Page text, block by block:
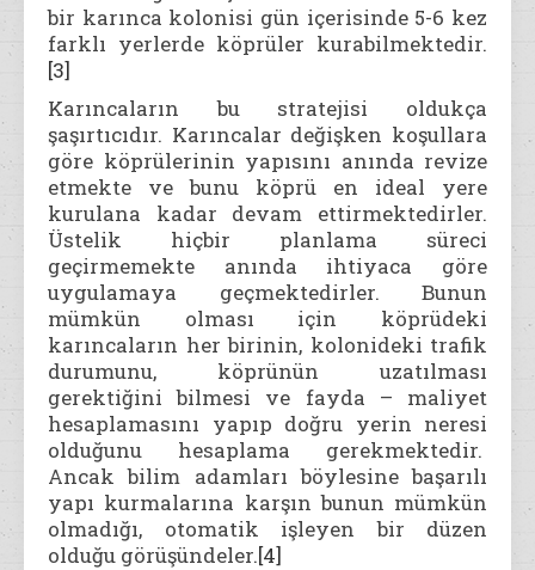
bir karınca kolonisi gün içerisinde 5-6 kez
farklı yerlerde köprüler kurabilmektedir.
[3]
Karıncaların bu stratejisi oldukça
şaşırtıcıdır. Karıncalar değişken koşullara
göre köprülerinin yapısını anında revize
etmekte ve bunu köprü en ideal yere
kurulana kadar devam ettirmektedirler.
Üstelik hiçbir planlama süreci
geçirmemekte anında ihtiyaca göre
uygulamaya geçmektedirler. Bunun
mümkün olması için köprüdeki
karıncaların her birinin, kolonideki trafik
durumunu, köprünün uzatılması
gerektiğini bilmesi ve fayda – maliyet
hesaplamasını yapıp doğru yerin neresi
olduğunu hesaplama gerekmektedir.
Ancak bilim adamları böylesine başarılı
yapı kurmalarına karşın bunun mümkün
olmadığı, otomatik işleyen bir düzen
olduğu görüşündeler.[4]